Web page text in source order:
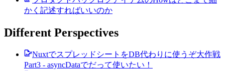
かく記述すればいいのか
Different Perspectives
NuxtでスプレッドシートをDB代わりに使うぞ大作戦
Part3 - asyncDataでだって使いたい！